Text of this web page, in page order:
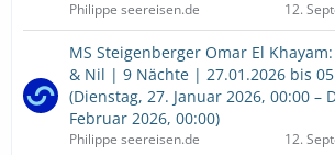
Philippe seereisen.de 12.
MS Steigenberger Omar El
& Nil | 9 Nächte | 27.01.2026 bis
(Dienstag, 27. Januar 2026, 00:00 –
Februar 2026, 00:00)
Philippe seereisen.de 12.